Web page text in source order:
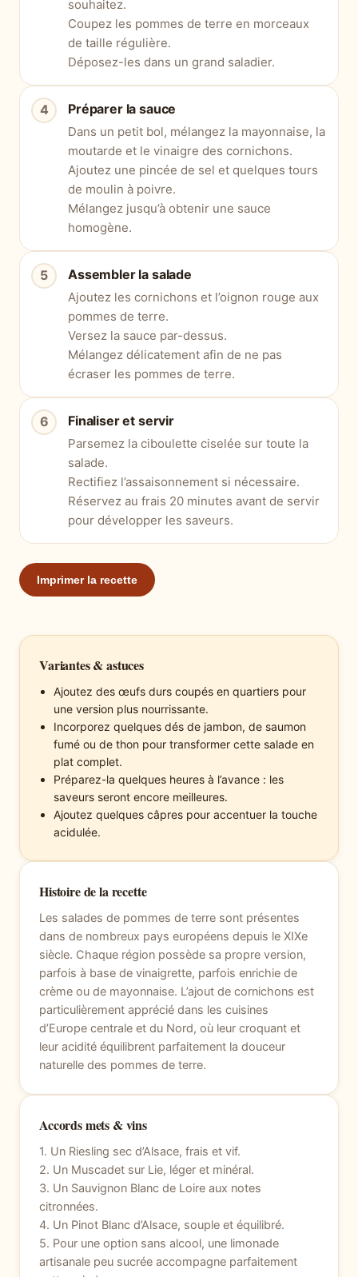
souhaitez.
Coupez les pommes de terre en morceaux
de taille régulière.
Déposez-les dans un grand saladier.
Préparer la sauce
Dans un petit bol, mélangez la mayonnaise, la
moutarde et le vinaigre des cornichons.
Ajoutez une pincée de sel et quelques tours
de moulin à poivre.
Mélangez jusqu’à obtenir une sauce
homogène.
Assembler la salade
Ajoutez les cornichons et l’oignon rouge aux
pommes de terre.
Versez la sauce par-dessus.
Mélangez délicatement afin de ne pas
écraser les pommes de terre.
Finaliser et servir
Parsemez la ciboulette ciselée sur toute la
salade.
Rectifiez l’assaisonnement si nécessaire.
Réservez au frais 20 minutes avant de servir
pour développer les saveurs.
Imprimer la recette
Variantes & astuces
Ajoutez des œufs durs coupés en quartiers pour
une version plus nourrissante.
Incorporez quelques dés de jambon, de saumon
fumé ou de thon pour transformer cette salade en
plat complet.
Préparez-la quelques heures à l’avance : les
saveurs seront encore meilleures.
Ajoutez quelques câpres pour accentuer la touche
acidulée.
Histoire de la recette
Les salades de pommes de terre sont présentes
dans de nombreux pays européens depuis le XIXe
siècle. Chaque région possède sa propre version,
parfois à base de vinaigrette, parfois enrichie de
crème ou de mayonnaise. L’ajout de cornichons est
particulièrement apprécié dans les cuisines
d’Europe centrale et du Nord, où leur croquant et
leur acidité équilibrent parfaitement la douceur
naturelle des pommes de terre.
Accords mets & vins
1. Un Riesling sec d’Alsace, frais et vif.
2. Un Muscadet sur Lie, léger et minéral.
3. Un Sauvignon Blanc de Loire aux notes
citronnées.
4. Un Pinot Blanc d’Alsace, souple et équilibré.
5. Pour une option sans alcool, une limonade
artisanale peu sucrée accompagne parfaitement